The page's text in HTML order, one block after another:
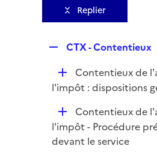
Replier
p
l
i
e
r
CTX - Contentieux
D
é
i
e
Contentieux de
l'impôt : dispositions
D
é
p
Contentieux de
l'impôt - Procédure
devant le service